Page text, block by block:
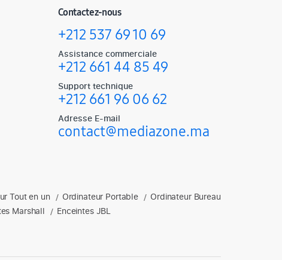
Contactez-nous
+212 537 69 10 69
Assistance commerciale
+212 661 44 85 49
Support technique
+212 661 96 06 62
Adresse E-mail
contact@mediazone.ma
gaming, enceintes et plus.
Tout en un / Ordinateur Portable / Ordinateur Bureau
Marshall / Enceintes JBL